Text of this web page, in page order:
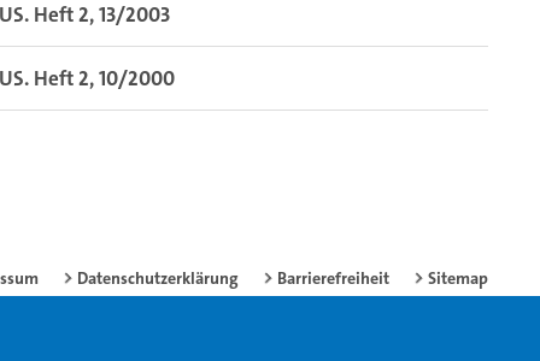
Heft 2, 13/2003
Heft 2, 10/2000
Datenschutzerklärung Barrierefreiheit Sitemap